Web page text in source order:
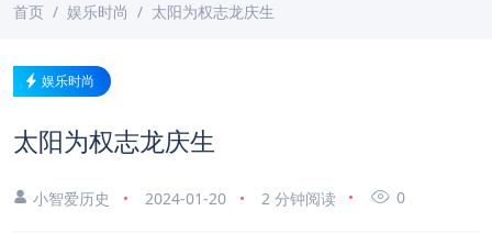
首页 娱乐时尚 太阳为权志龙庆生
娱乐时尚
太阳为权志龙庆生
小智爱历史 2024-01-20 2 分钟阅读 0